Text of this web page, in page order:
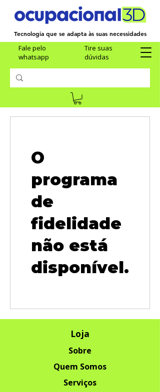
Fale pelo
whatsapp
Tire suas
dúvidas
Tecnologia que se adapta às suas necessidades
O
programa
de
fidelidade
não está
disponível.
Loja
Sobre
Quem Somos
Serviços